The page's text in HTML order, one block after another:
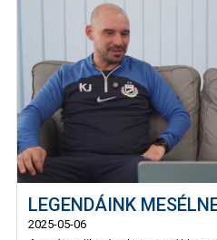
LEGENDÁINK
2025-05-06